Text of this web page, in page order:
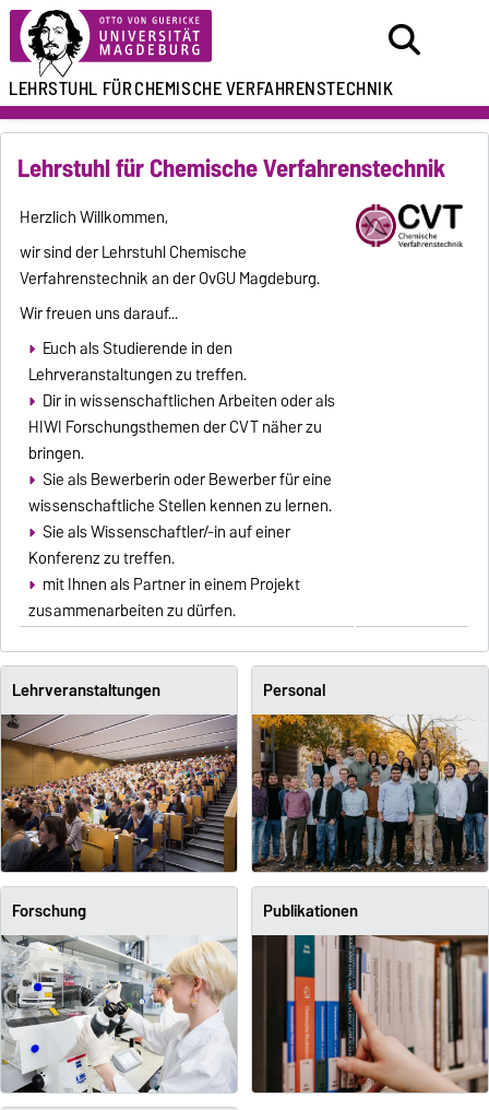
LEHRSTUHL FÜRCHEMISCHE VERFAHRENSTECHNIK
Lehrstuhl für Chemische Verfahrenstechnik
Herzlich Willkommen,
wir sind der Lehrstuhl Chemische
Verfahrenstechnik an der OvGU Magdeburg.
Wir freuen uns darauf...
Euch als Studierende in den
Lehrveranstaltungen zu treffen.
Dir in wissenschaftlichen Arbeiten oder als
HIWI Forschungsthemen der CVT näher zu
bringen.
Sie als Bewerberin oder Bewerber für eine
wissenschaftliche Stellen kennen zu lernen.
Sie als Wissenschaftler/-in auf einer
Konferenz zu treffen.
mit Ihnen als Partner in einem Projekt
zusammenarbeiten zu dürfen.
Lehrveranstaltungen Personal
Forschung Publikationen